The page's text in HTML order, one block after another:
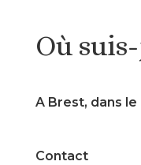
Où
A Brest, dans
Contact